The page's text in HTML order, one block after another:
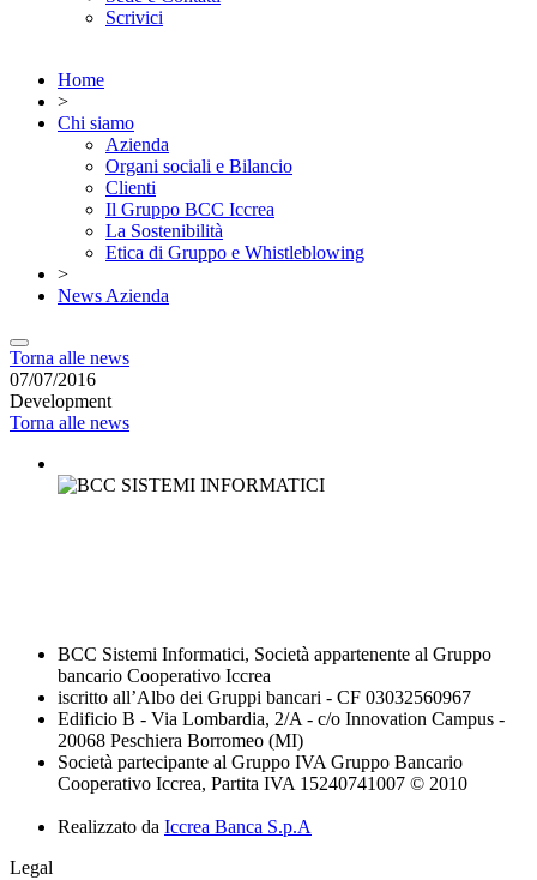
Scrivici
Home
>
Chi siamo
Azienda
Organi sociali e Bilancio
Clienti
Il Gruppo BCC Iccrea
La Sostenibilità
Etica di Gruppo e Whistleblowing
>
News Azienda
Torna alle news
07/07/2016
Development
Torna alle news
BCC Sistemi Informatici, Società appartenente al Gruppo
bancario Cooperativo Iccrea
iscritto all’Albo dei Gruppi bancari - CF 03032560967
Edificio B - Via Lombardia, 2/A - c/o Innovation Campus -
20068 Peschiera Borromeo (MI)
Società partecipante al Gruppo IVA Gruppo Bancario
Cooperativo Iccrea, Partita IVA 15240741007 © 2010
Realizzato da Iccrea Banca S.p.A
Legal